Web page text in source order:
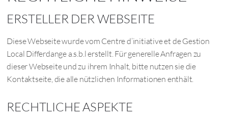
ERSTELLER DER WEBSEITE
Diese Webseite wurde vom Centre d’initiative et de Gestion
Local Differdange a.s.b.l erstellt. Für generelle Anfragen zu
dieser Webseite und zu ihrem Inhalt, bitte nutzen sie die
Kontaktseite, die alle nützlichen Informationen enthält.
RECHTLICHE ASPEKTE